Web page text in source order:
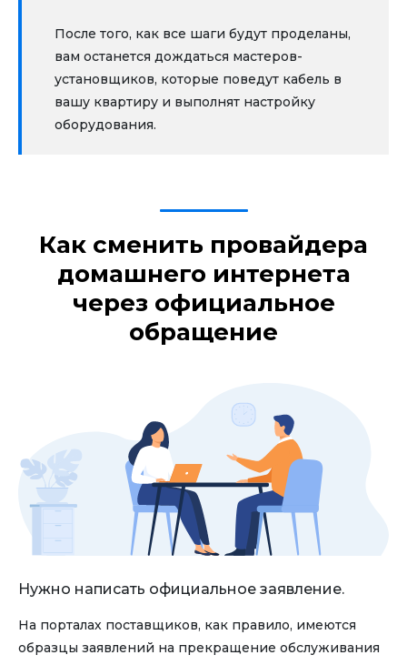
После того, как все шаги будут проделаны,
вам останется дождаться мастеров-
установщиков, которые поведут кабель в
вашу квартиру и выполнят настройку
оборудования.
Как сменить провайдера
домашнего интернета
через официальное
обращение
Нужно написать официальное заявление.
На порталах поставщиков, как правило, имеются
образцы заявлений на прекращение обслуживания